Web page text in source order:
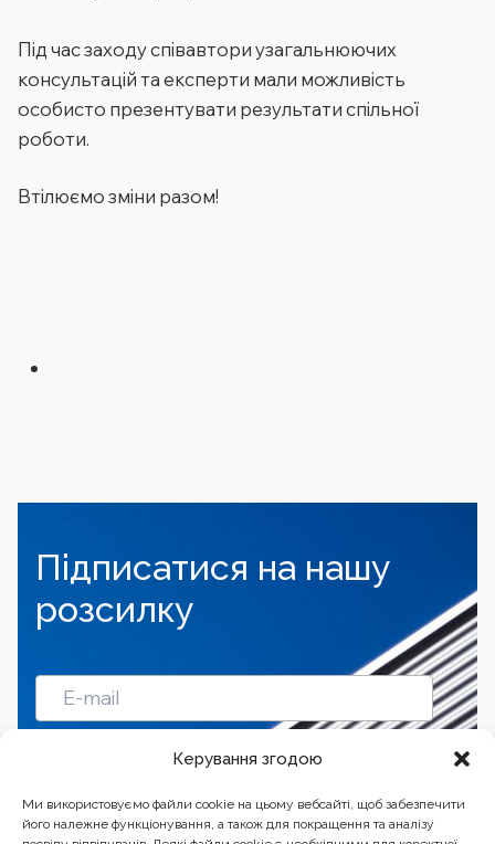
Керування згодою
Ми використовуємо файли cookie на цьому вебсайті, щоб забезпечити
його належне функціонування, а також для покращення та аналізу
Під час заходу співавтори узагальнюючих
консультацій та експерти мали можливість
особисто презентувати результати спільної
роботи.
Втілюємо зміни разом!
Підписатися на нашу
розсилку
Підписатись